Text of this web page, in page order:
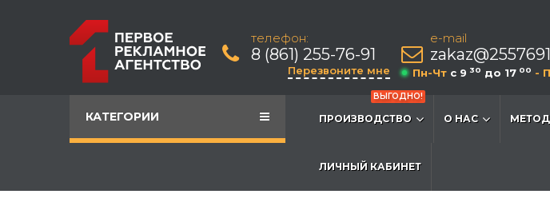
телефон:
8 (861) 255-76-91
Перезвоните мне
e-mail
Пн-Чт c 9 30 до 17 00 -
КАТЕГОРИИ
ВЫГОДНО!
ПРОИЗВОДСТВО О НАС
ЛИЧНЫЙ КАБИНЕТ